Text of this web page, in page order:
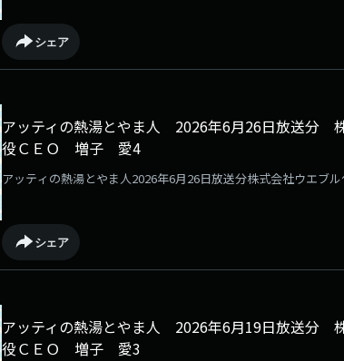
シェア
アッティの熱湯とやま人 2026年6月26日放送分
役ＣＥＯ 増子 愛4
アッティの熱湯とやま人2026年6月26日放送分株式会社ウエブ
シェア
アッティの熱湯とやま人 2026年6月19日放送分
役ＣＥＯ 増子 愛3